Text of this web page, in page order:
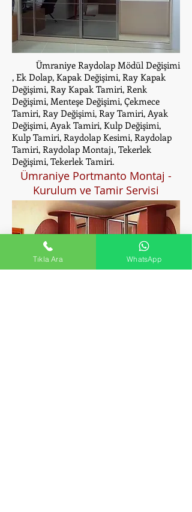
Ümraniye Raydolap Mödül Değişimi
, Ek Dolap, Kapak Değişimi, Ray Kapak
Değişimi, Ray Kapak Tamiri, Renk
Değişimi, Menteşe Değişimi, Çekmece
Tamiri, Ray Değişimi, Ray Tamiri, Ayak
Değişimi, Ayak Tamiri, Kulp Değişimi,
Kulp Tamiri, Raydolap Kesimi, Raydolap
Tamiri, Raydolap Montajı, Tekerlek
Değişimi, Tekerlek Tamiri.
Ümraniye Portmanto Montaj -
Kurulum ve Tamir Servisi
Tıkla Ara WhatsApp